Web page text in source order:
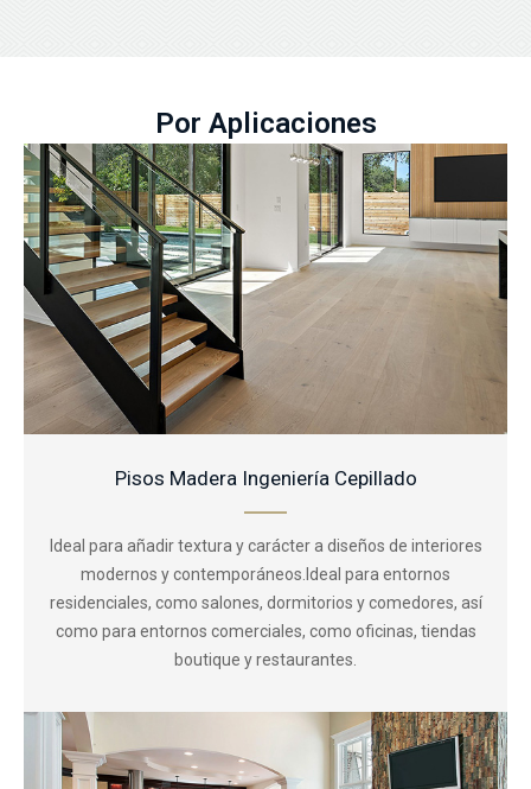
Por Aplicaciones
Pisos Madera Ingeniería Cepillado
Ideal para añadir textura y carácter a diseños de interiores
modernos y contemporáneos.Ideal para entornos
residenciales, como salones, dormitorios y comedores, así
como para entornos comerciales, como oficinas, tiendas
boutique y restaurantes.